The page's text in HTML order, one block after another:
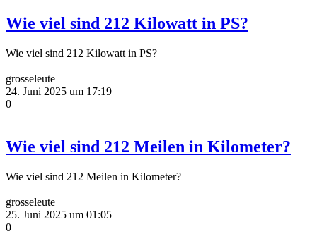
Wie viel sind 212 Kilowatt in PS?
Wie viel sind 212 Kilowatt in PS?
grosseleute
24. Juni 2025 um 17:19
0
Wie viel sind 212 Meilen in Kilometer?
Wie viel sind 212 Meilen in Kilometer?
grosseleute
25. Juni 2025 um 01:05
0